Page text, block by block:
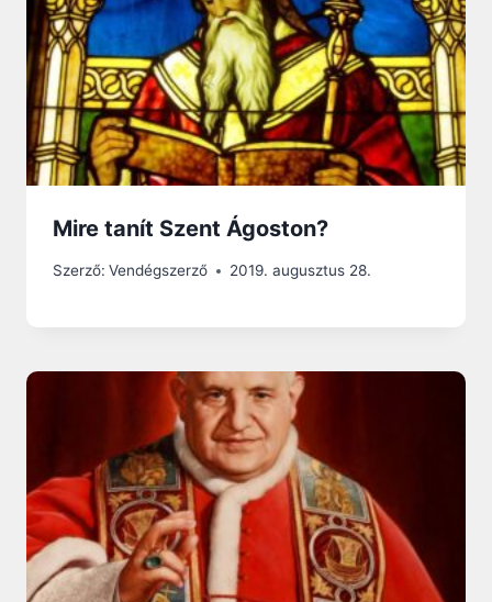
Mire tanít Szent Ágoston?
Szerző: Vendégszerző 2019. augusztus 28.